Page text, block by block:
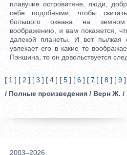
плавучие островитяне, люди,
себе подобными, чтобы
большого океана на
воображению, и вам покажется,
далекой планеты. И вот пылкая
увлекает его в какие то
Пэншина, то он довольствуется
[ 1 ] [ 2 ] [ 3 ] [ 4 ] [ 5 ] [ 6 ] [ 7 ] [ 8 ] [ 9
/ Полные произведения / Верн Ж. /
2003–2026